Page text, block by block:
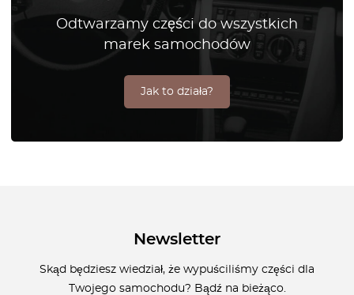
Odtwarzamy części do wszystkich
marek samochodów
Jak to działa?
Newsletter
Skąd będziesz wiedział, że wypuściliśmy części dla
Twojego samochodu? Bądź na bieżąco.